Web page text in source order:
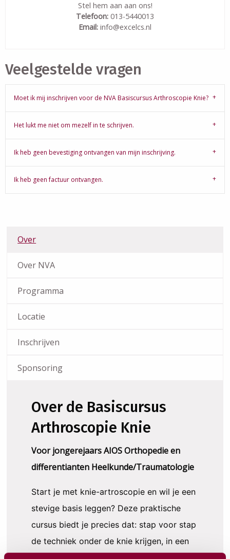
Stel hem aan aan ons!
Telefoon: 013-5440013
Email: info@excelcs.nl
Veelgestelde vragen
Moet ik mij inschrijven voor de NVA Basiscursus Arthroscopie Knie?
Het lukt me niet om mezelf in te schrijven.
Ik heb geen bevestiging ontvangen van mijn inschrijving.
Ik heb geen factuur ontvangen.
Over
Over NVA
Programma
Locatie
Inschrijven
Sponsoring
Over de Basiscursus
Arthroscopie Knie
Voor jongerejaars AIOS Orthopedie en
differentianten Heelkunde/Traumatologie
Start je met knie-artroscopie en wil je een
stevige basis leggen? Deze praktische
cursus biedt je precies dat: stap voor stap
de techniek onder de knie krijgen, in een